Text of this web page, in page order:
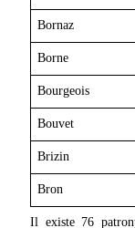
Bornaz
Borne
Bourgeois
Bouvet
Brizin
Bron
Il existe 76